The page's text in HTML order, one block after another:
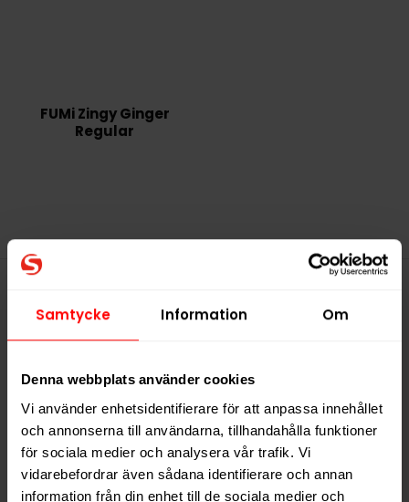
Samtycke Information Om
Denna webbplats använder cookies
Vi använder enhetsidentifierare för att anpassa innehållet
och annonserna till användarna, tillhandahålla funktioner
för sociala medier och analysera vår trafik. Vi
vidarebefordrar även sådana identifierare och annan
information från din enhet till de sociala medier och
FUMi Zingy Ginger
Regular
Denna produkt innehåller
nikotin som är ett mycket
beroendeframkallande ämne.